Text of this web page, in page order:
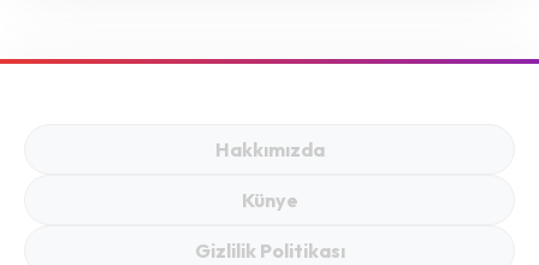
Hakkımızda
Künye
Gizlilik Politikası